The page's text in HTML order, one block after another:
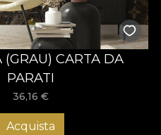
(GRAU) CARTA DA
PARATI
36,16 €
Acquista